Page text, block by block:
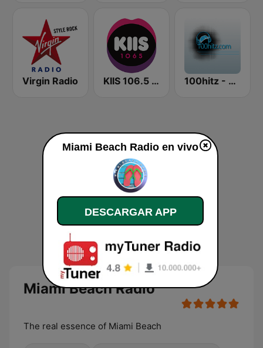
Virgin Radio KIIS 106.5 FM 100hitz - Rock
Miami Beach Radio
The real essence of Miami Beach
Miami Beach Radio en vivo
DESCARGAR APP